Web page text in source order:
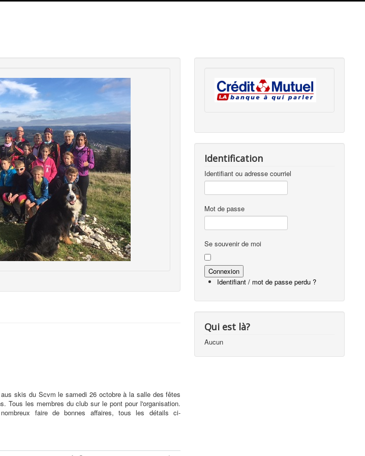
aus skis du Scvm le samedi 26 octobre à la salle des fêtes
Tous les membres du club sur le pont pour l'organisation.
faire de bonnes affaires, tous les détails ci-
Identification
Identifiant ou adresse courriel
Mot de passe
Se souvenir de moi
Identifiant / mot de passe perdu ?
Qui est là?
Aucun